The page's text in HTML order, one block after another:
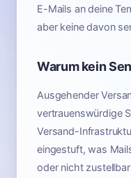
E-Mails an deine
aber keine davon
Warum kein
Ausgehender
vertrauenswürdige
Versand-
eingestuft, was
oder nicht